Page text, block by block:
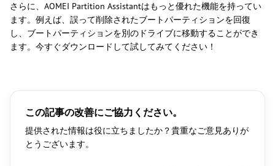
さらに、AOMEI Partition Assistantはもっと優れた機能を持ってい
ます。例えば、誤って削除されたブートパーティションを回復
し、ブートパーティションを別のドライブに移動することができ
ます。今すぐダウンロードして試してみてください！
この記事の改善にご協力ください。
提供された情報は役に立ちましたか？貴重なご意見ありが
とうございます。